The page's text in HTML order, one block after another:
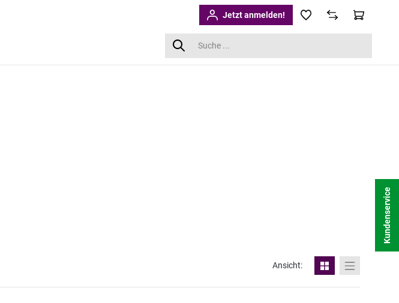
Jetzt anmelden!
Ansicht:
Kundenservice